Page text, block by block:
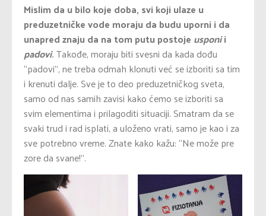
Mislim da u bilo koje doba, svi koji ulaze u
preduzetničke vode moraju da budu uporni i da
unapred znaju da na tom putu postoje usponii
padovi.Takođe, moraju biti svesni da kada dođu
“padovi”, ne treba odmah klonuti već se izboriti sa tim
i krenuti dalje. Sve je to deo preduzetničkog sveta,
samo od nas samih zavisi kako ćemo se izboriti sa
svim elementima i prilagoditi situaciji. Smatram da se
svaki trud i rad isplati, a uloženo vrati, samo je kao i za
sve potrebno vreme. Znate kako kažu: “Ne može pre
zore da svane!”.